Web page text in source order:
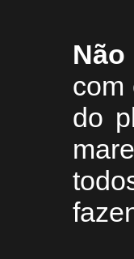
com
do